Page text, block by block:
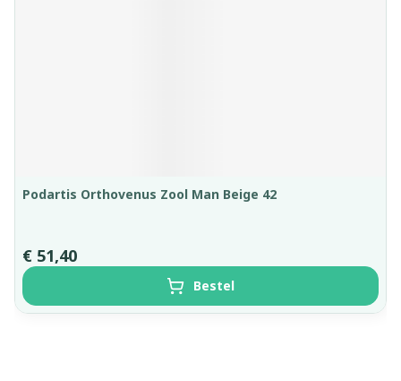
Podartis Orthovenus Zool Man Beige 42
€ 51,40
Bestel